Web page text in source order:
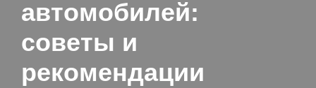
автомобилей:
советы и
рекомендации